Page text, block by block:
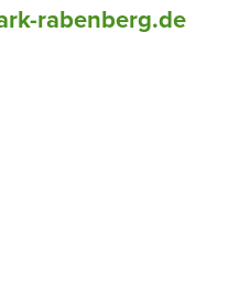
raben­berg.de